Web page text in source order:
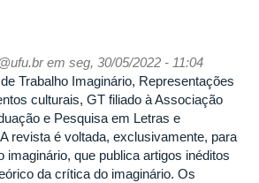
em seg, 30/05/2022 - 11:04
Trabalho Imaginário, Representações
culturais, GT filiado à Associação
e Pesquisa em Letras e
revista é voltada, exclusivamente, para
imaginário, que publica artigos inéditos
da crítica do imaginário. Os